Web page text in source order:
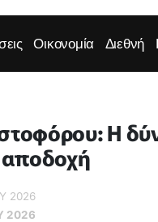
Οικονομία Διεθνή
Η
2026
2026